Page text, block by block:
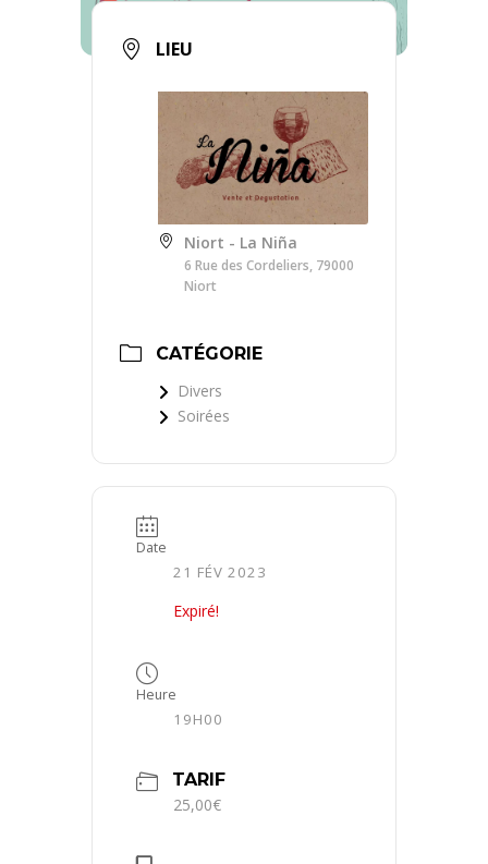
LIEU
Niort - La Niña
6 Rue des Cordeliers, 79000
Niort
CATÉGORIE
Divers
Soirées
Date
21 FÉV 2023
Expiré!
Heure
19H00
TARIF
25,00€